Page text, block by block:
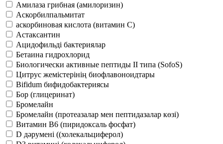
Амилаза грибная (амилоризин)
Аскорбилпальмитат
аскорбиновая кислота (витамин С)
Астаксантин
Ацидофильді бактериялар
Бетаина гидрохлорид
Биологически активные пептиды II типа (SofoS)
Цитрус жемістерінің биофлавоноидтары
Bifidum бифидобактериясы
Бор (глицеринат)
Бромелайн
Бромелайн (протеазалар мен пептидазалар көзі)
Витамин B6 (пиридоксаль фосфат)
D дәрумені ((холекальциферол)